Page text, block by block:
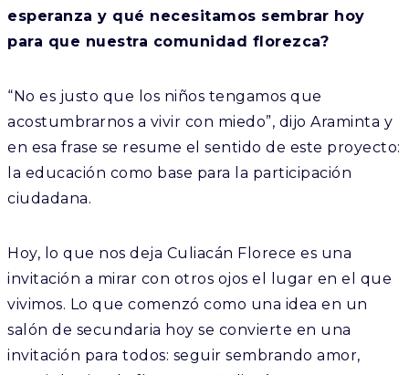
esperanza y qué necesitamos sembrar hoy
para que nuestra comunidad florezca?
“No es justo que los niños tengamos que
acostumbrarnos a vivir con miedo”, dijo Araminta y
en esa frase se resume el sentido de este proyecto:
la educación como base para la participación
ciudadana.
Hoy, lo que nos deja Culiacán Florece es una
invitación a mirar con otros ojos el lugar en el que
vivimos. Lo que comenzó como una idea en un
salón de secundaria hoy se convierte en una
invitación para todos: seguir sembrando amor,